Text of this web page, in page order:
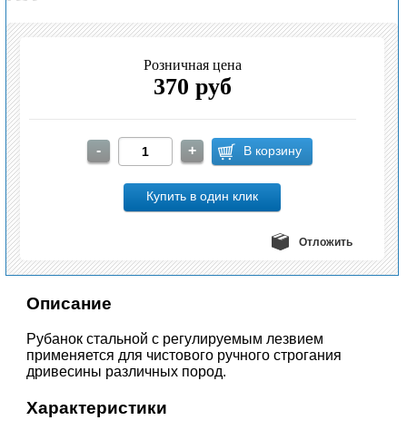
Розничная цена
370 руб
Отложить
Описание
Рубанок стальной с регулируемым лезвием
применяется для чистового ручного строгания
дривесины различных пород.
Характеристики